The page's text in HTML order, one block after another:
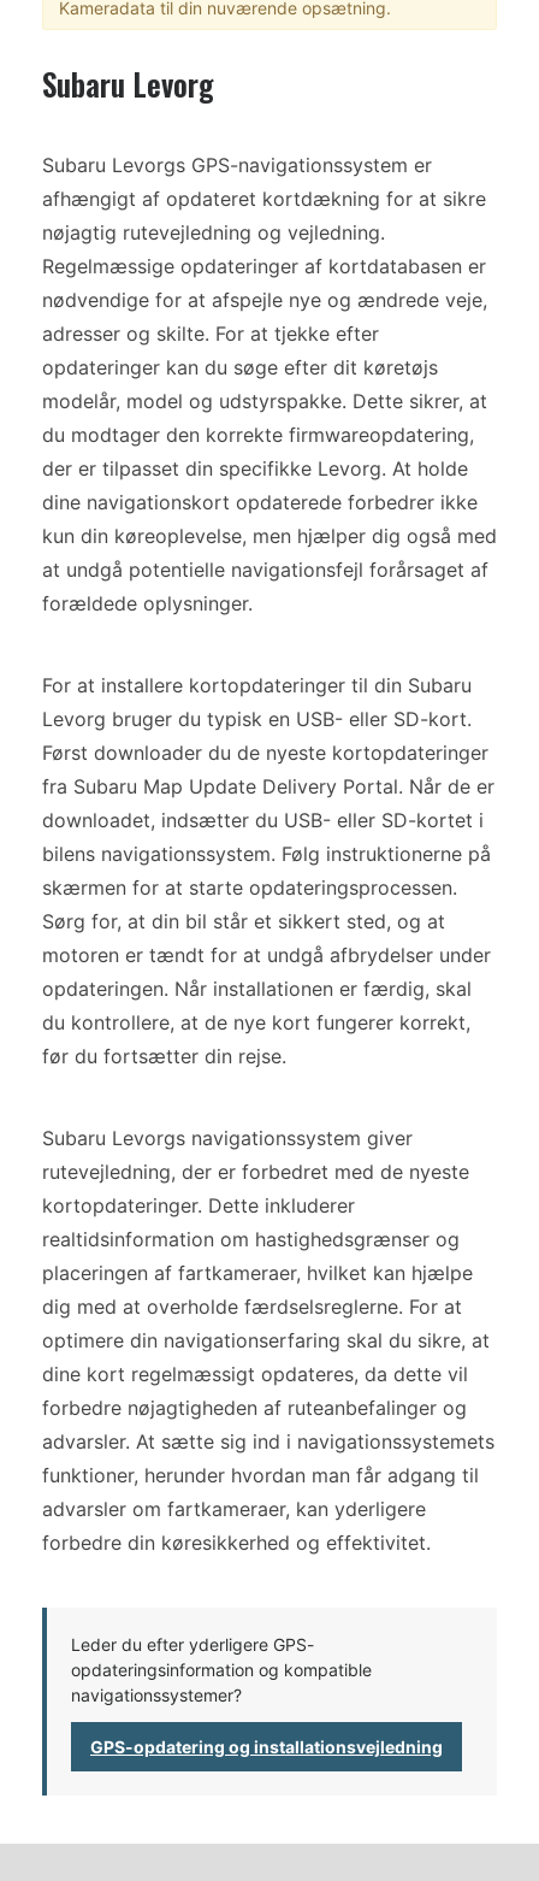
Kameradata til din nuværende opsætning.
Subaru Levorg
Subaru Levorgs GPS-navigationssystem er
afhængigt af opdateret kortdækning for at sikre
nøjagtig rutevejledning og vejledning.
Regelmæssige opdateringer af kortdatabasen er
nødvendige for at afspejle nye og ændrede veje,
adresser og skilte. For at tjekke efter
opdateringer kan du søge efter dit køretøjs
modelår, model og udstyrspakke. Dette sikrer, at
du modtager den korrekte firmwareopdatering,
der er tilpasset din specifikke Levorg. At holde
dine navigationskort opdaterede forbedrer ikke
kun din køreoplevelse, men hjælper dig også med
at undgå potentielle navigationsfejl forårsaget af
forældede oplysninger.
For at installere kortopdateringer til din Subaru
Levorg bruger du typisk en USB- eller SD-kort.
Først downloader du de nyeste kortopdateringer
fra Subaru Map Update Delivery Portal. Når de er
downloadet, indsætter du USB- eller SD-kortet i
bilens navigationssystem. Følg instruktionerne på
skærmen for at starte opdateringsprocessen.
Sørg for, at din bil står et sikkert sted, og at
motoren er tændt for at undgå afbrydelser under
opdateringen. Når installationen er færdig, skal
du kontrollere, at de nye kort fungerer korrekt,
før du fortsætter din rejse.
Subaru Levorgs navigationssystem giver
rutevejledning, der er forbedret med de nyeste
kortopdateringer. Dette inkluderer
realtidsinformation om hastighedsgrænser og
placeringen af fartkameraer, hvilket kan hjælpe
dig med at overholde færdselsreglerne. For at
optimere din navigationserfaring skal du sikre, at
dine kort regelmæssigt opdateres, da dette vil
forbedre nøjagtigheden af ruteanbefalinger og
advarsler. At sætte sig ind i navigationssystemets
funktioner, herunder hvordan man får adgang til
advarsler om fartkameraer, kan yderligere
forbedre din køresikkerhed og effektivitet.
Leder du efter yderligere GPS-
opdateringsinformation og kompatible
navigationssystemer?
GPS-opdatering og installationsvejledning